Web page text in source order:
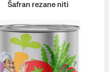
Šafran rezane niti